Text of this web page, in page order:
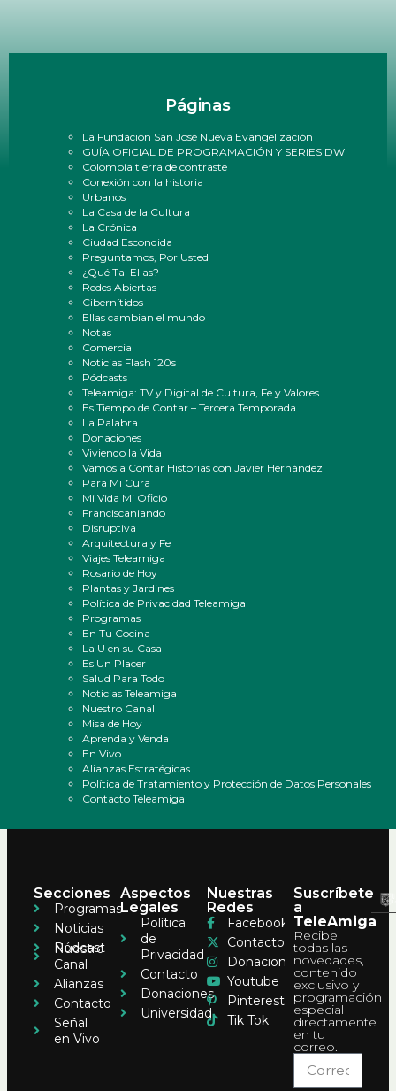
Páginas
La Fundación San José Nueva Evangelización
GUÍA OFICIAL DE PROGRAMACIÓN Y SERIES DW
Colombia tierra de contraste
Conexión con la historia
Urbanos
La Casa de la Cultura
La Crónica
Ciudad Escondida
Preguntamos, Por Usted
¿Qué Tal Ellas?
Redes Abiertas
Cibernítidos
Ellas cambian el mundo
Notas
Comercial
Noticias Flash 120s
Pódcasts
Teleamiga: TV y Digital de Cultura, Fe y Valores.
Es Tiempo de Contar – Tercera Temporada
La Palabra
Donaciones
Viviendo la Vida
Vamos a Contar Historias con Javier Hernández
Para Mi Cura
Mi Vida Mi Oficio
Franciscaniando
Disruptiva
Arquitectura y Fe
Viajes Teleamiga
Rosario de Hoy
Plantas y Jardines
Política de Privacidad Teleamiga
Programas
En Tu Cocina
La U en su Casa
Es Un Placer
Salud Para Todo
Noticias Teleamiga
Nuestro Canal
Misa de Hoy
Aprenda y Venda
En Vivo
Alianzas Estratégicas
Política de Tratamiento y Protección de Datos Personales
Contacto Teleamiga
Secciones
Programas
Noticias
Pódcast
Nuestro
Canal
Alianzas
Contacto
Señal
en Vivo
Aspectos
Legales
Política
de
Privacidad
Contacto
Donaciones
Universidad
Nuestras
Redes
Facebook
Contacto
Donaciones
Youtube
Pinterest
Tik Tok
Suscríbete
a
TeleAmiga
Recibe
todas las
novedades,
contenido
exclusivo y
programación
especial
directamente
en tu
correo.